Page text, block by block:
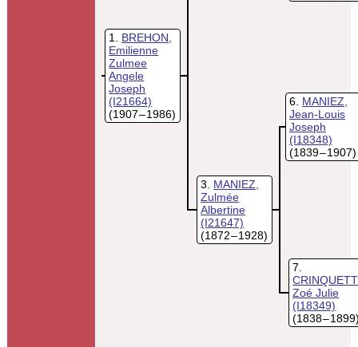
1
BREHON,
Emilienne
Zulmee
Angele
Joseph
(I21664)
(1907 – 1986)
3
MANIEZ,
Zulmée
Albertine
(I21647)
(1872 – 1928)
6 MANIEZ,
Jean-Louis
Joseph
(I18348)
(1839 – 1907)
7
Zoé Julie
(I18349)
(1838 –